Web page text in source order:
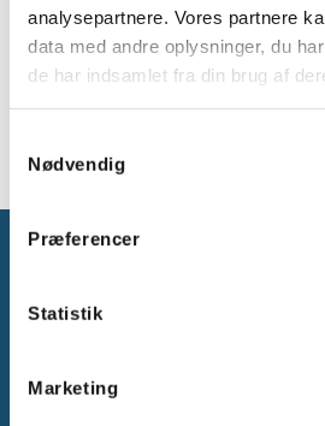
analysepartnere. Vores partnere
data med andre oplysninger, du
de har indsamlet fra din brug af
Nødvendig
Præferencer
Statistik
Marketing
Arbejdstemperatur: -60°C/
Overbelastningstemperatur
periode: op til 250°C.
Beskyttelseklasse: IP68.
2605 Brøndby, Danmark